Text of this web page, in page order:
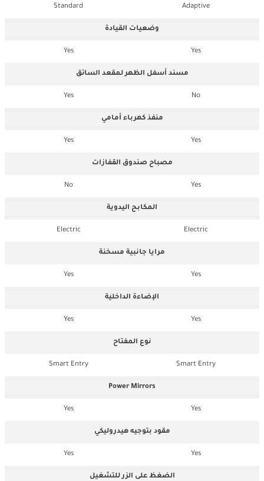
Adaptive
Standard
وضعيات القيادة
Yes
Yes
مسند أسفل الظهر لمقعد السائق
No
Yes
منفذ كهرباء أمامي
Yes
Yes
مصباح صندوق القفازات
Yes
No
المكابح اليدوية
Electric
Electric
مرايا جانبية مسخنة
Yes
Yes
الإضاءة الداخلية
Yes
Yes
نوع المفتاح
Smart Entry
Smart Entry
Power Mirrors
Yes
Yes
مقود بتوجيه هيدروليكي
Yes
Yes
الضغظ على الزر للتشغيل